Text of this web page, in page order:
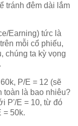
tránh đêm dài lắm
Earning) tức là
mỗi cổ phiếu,
chúng ta kỳ vọng
P/E = 12 (sẽ
toàn là bao nhiêu?
P'/E = 10, từ đó
= 50k.